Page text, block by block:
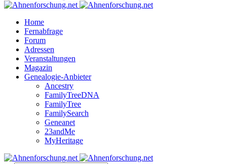
Home
Fernabfrage
Forum
Adressen
Veranstaltungen
Magazin
Genealogie-Anbieter
Ancestry
FamilyTreeDNA
FamilyTree
FamilySearch
Geneanet
23andMe
MyHeritage